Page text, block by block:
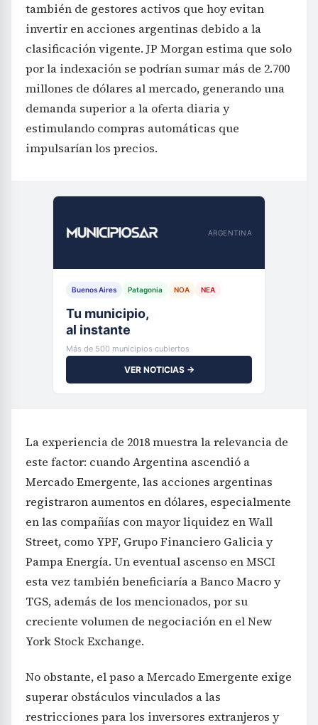
también de gestores activos que hoy evitan
invertir en acciones argentinas debido a la
clasificación vigente. JP Morgan estima que solo
por la indexación se podrían sumar más de 2.700
millones de dólares al mercado, generando una
demanda superior a la oferta diaria y
estimulando compras automáticas que
impulsarían los precios.
ARGENTINA
Buenos Aires Patagonia NOA NEA
Tu municipio,
al instante
Más de 500 municipios cubiertos
VER NOTICIAS →
La experiencia de 2018 muestra la relevancia de
este factor: cuando Argentina ascendió a
Mercado Emergente, las acciones argentinas
registraron aumentos en dólares, especialmente
en las compañías con mayor liquidez en Wall
Street, como YPF, Grupo Financiero Galicia y
Pampa Energía. Un eventual ascenso en MSCI
esta vez también beneficiaría a Banco Macro y
TGS, además de los mencionados, por su
creciente volumen de negociación en el New
York Stock Exchange.
No obstante, el paso a Mercado Emergente exige
superar obstáculos vinculados a las
restricciones para los inversores extranjeros y